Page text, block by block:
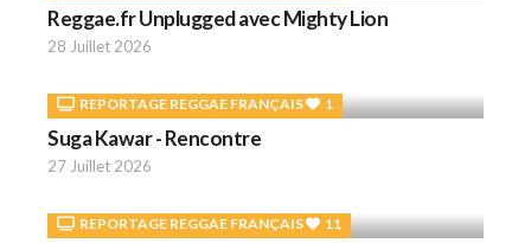
Reggae.fr Unplugged avec Mighty Lion
28 Juillet 2026
REPORTAGE REGGAE FRANÇAIS 1
Suga Kawar - Rencontre
27 Juillet 2026
REPORTAGE REGGAE FRANÇAIS 11